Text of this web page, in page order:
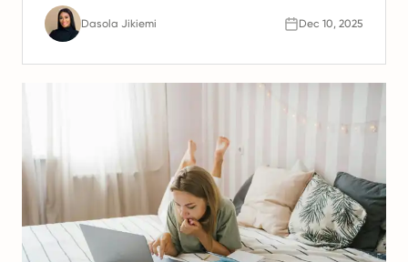
Unterstützung für spanische Teams anbieten.
Dasola Jikiemi Dec 10, 2025